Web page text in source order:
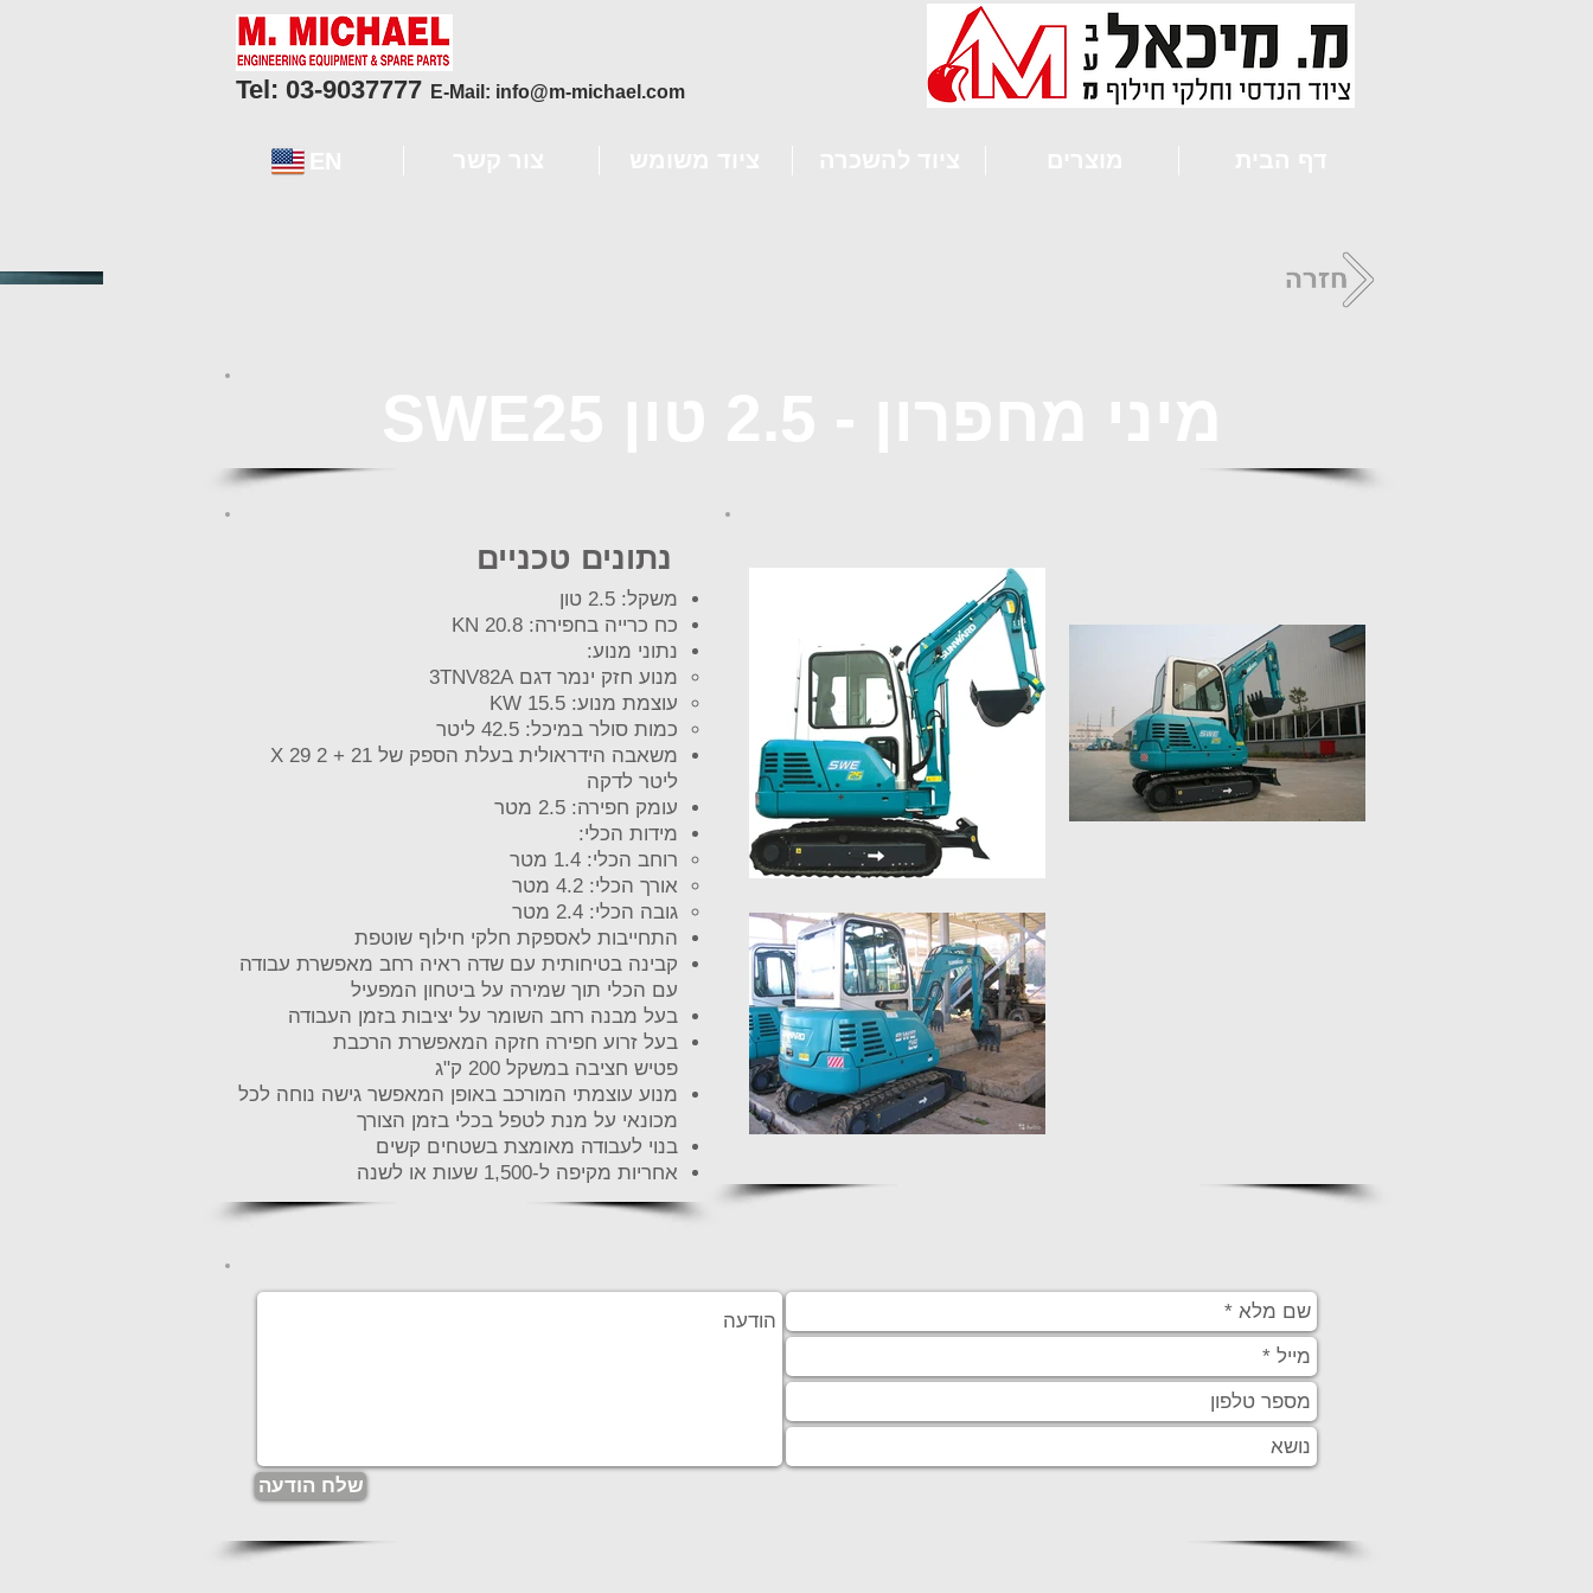
Tel: 03-9037777 E-Mail: info@m-michael.com
משקל: 2.5 טון
כח כרייה בחפירה: 20.8 KN
נתוני מנוע:
מנוע חזק ינמר דגם 3TNV82A
עוצמת מנוע: 15.5 KW
כמות סולר במיכל: 42.5 ליטר
משאבה הידראולית בעלת הספק של 21 + 2 X 29
ליטר לדקה
עומק חפירה: 2.5 מטר
מידות הכלי:
רוחב הכלי: 1.4 מטר
אורך הכלי: 4.2 מטר
גובה הכלי: 2.4 מטר
התחייבות לאספקת חלקי חילוף שוטפת
קבינה בטיחותית עם שדה ראיה רחב מאפשרת עבודה
עם הכלי תוך שמירה על ביטחון המפעיל
בעל מבנה רחב השומר על יציבות בזמן העבודה
בעל זרוע חפירה חזקה המאפשרת הרכבת
פטיש חציבה במשקל 200 ק"ג
מנוע עוצמתי המורכב באופן המאפשר גישה נוחה לכל
מכונאי על מנת לטפל בכלי בזמן הצורך
בנוי לעבודה מאומצת בשטחים קשים
אחריות מקיפה ל-1,500 שעות או לשנה
נתונים טכניים
שלח הודעה